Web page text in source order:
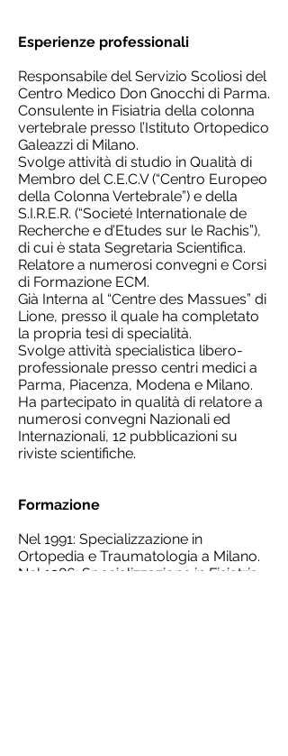
Esperienze professionali
Responsabile del Servizio Scoliosi del
Centro Medico Don Gnocchi di Parma.
Consulente in Fisiatria della colonna
vertebrale presso l’Istituto Ortopedico
Galeazzi di Milano.
Svolge attività di studio in Qualità di
Membro del C.E.C.V (“Centro Europeo
della Colonna Vertebrale”) e della
S.I.R.E.R. (“Societé Internationale de
Recherche e d’Etudes sur le Rachis”),
di cui è stata Segretaria Scientifica.
Relatore a numerosi convegni e Corsi
di Formazione ECM.
Già Interna al “Centre des Massues” di
Lione, presso il quale ha completato
la propria tesi di specialità.
Svolge attività specialistica libero-
professionale presso centri medici a
Parma, Piacenza, Modena e Milano.
Ha partecipato in qualità di relatore a
numerosi convegni Nazionali ed
Internazionali, 12 pubblicazioni su
riviste scientifiche.
Formazione
Nel 1991: Specializzazione in
Ortopedia e Traumatologia a Milano.
Nel 1986: Specializzazione in Fisiatria